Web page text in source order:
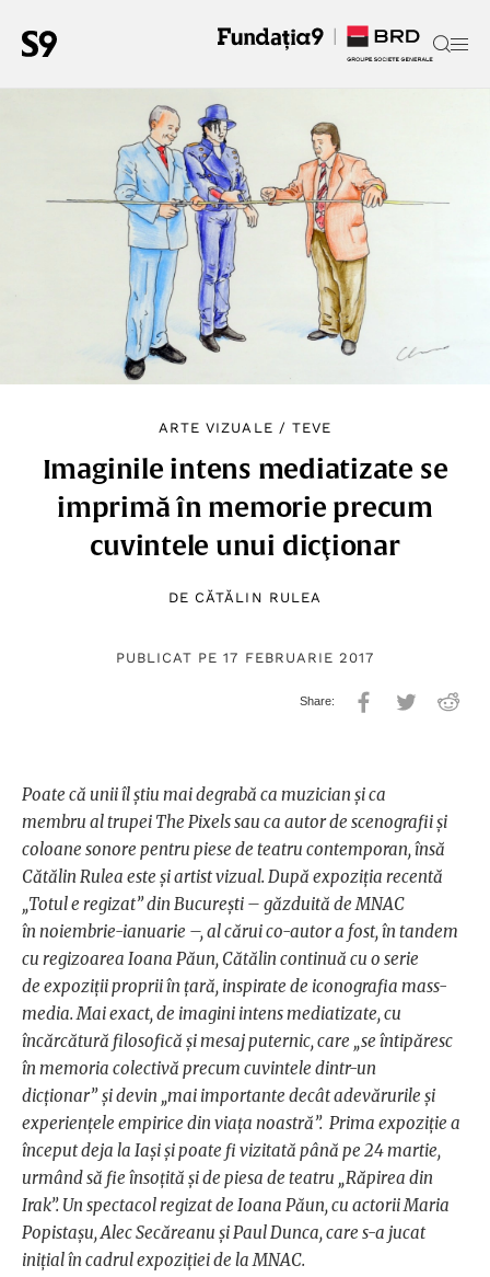
ARTE VIZUALE / TEVE
Imaginile intens mediatizate se
imprimă în memorie precum
cuvintele unui dicţionar
DE CĂTĂLIN RULEA
PUBLICAT PE 17 FEBRUARIE 2017
Poate că unii îl ştiu mai degrabă ca muzician şi ca
membru al trupei The Pixels sau ca autor de scenografii şi
coloane sonore pentru piese de teatru contemporan, însă
Cătălin Rulea este şi artist vizual. După expoziţia recentă
„Totul e regizat” din Bucureşti – găzduită de MNAC
în noiembrie-ianuarie –, al cărui co-autor a fost, în tandem
cu regizoarea Ioana Păun, Cătălin continuă cu o serie
de expoziţii proprii în ţară, inspirate de iconografia mass-
media. Mai exact, de imagini intens mediatizate, cu
încărcătură filosofică şi mesaj puternic, care „se întipăresc
în memoria colectivă precum cuvintele dintr-un
dicţionar” şi devin „mai importante decât adevărurile şi
experienţele empirice din viaţa noastră”. Prima expoziţie a
început deja la Iaşi şi poate fi vizitată până pe 24 martie,
urmând să fie însoţită şi de piesa de teatru „Răpirea din
Irak”. Un spectacol regizat de Ioana Păun, cu actorii Maria
Popistaşu, Alec Secăreanu şi Paul Dunca, care s-a jucat
iniţial în cadrul expoziţiei de la MNAC.